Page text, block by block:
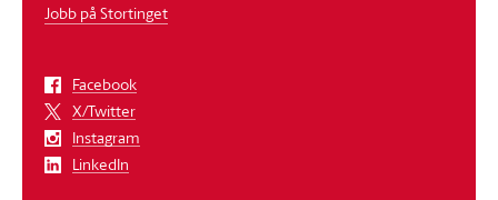
Jobb på Stortinget
Facebook
X/Twitter
Instagram
LinkedIn